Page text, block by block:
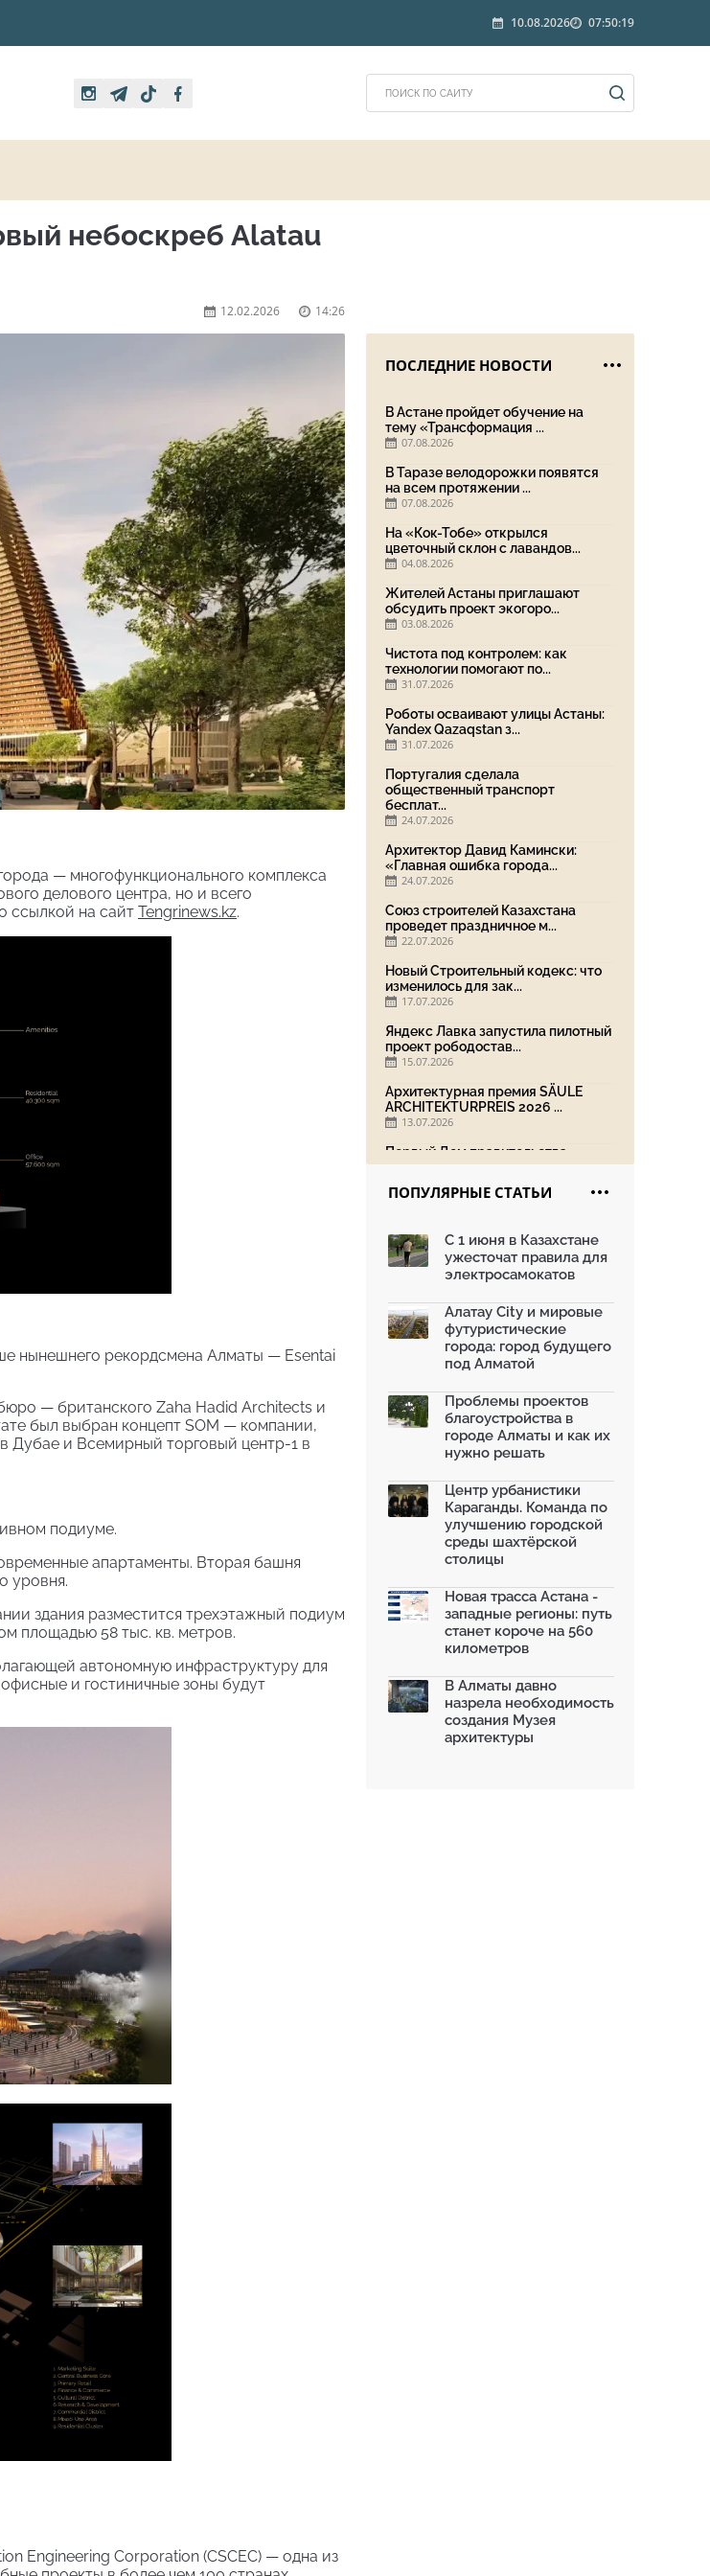
10.08.2026 07:50:19
небоскреб Alatau
12.02.2026 14:26
— многофункционального комплекса
делового центра, но и всего
ссылкой на сайт Tengrinews.kz.
нынешнего рекордсмена Алматы — Esentai
— британского Zaha Hadid Architects и
был выбран концепт SOM — компании,
Дубае и Всемирный торговый центр-1 в
подиуме.
апартаменты. Вторая башня
уровня.
здания разместится трехэтажный подиум
площадью 58 тыс. кв. метров.
автономную инфраструктуру для
и гостиничные зоны будут
Engineering Corporation (CSCEC) — одна из
ПОСЛЕДНИЕ НОВОСТИ
В Астане пройдет обучение на
тему «Трансформация ...
07.08.2026
В Таразе велодорожки появятся
на всем протяжении ...
07.08.2026
На «Кок-Тобе» открылся
цветочный склон с лавандов...
04.08.2026
Жителей Астаны приглашают
обсудить проект экогоро...
03.08.2026
Чистота под контролем: как
технологии помогают по...
31.07.2026
Роботы осваивают улицы Астаны:
Yandex Qazaqstan з...
31.07.2026
Португалия сделала
общественный транспорт
бесплат...
24.07.2026
Архитектор Давид Камински:
«Главная ошибка города...
24.07.2026
Союз строителей Казахстана
проведет праздничное м...
22.07.2026
Новый Строительный кодекс: что
изменилось для зак...
17.07.2026
Яндекс Лавка запустила пилотный
проект рободостав...
15.07.2026
Архитектурная премия SÄULE
ARCHITEKTURPREIS 2026 ...
13.07.2026
Первый Дом правительства
Алматы станет главной те...
08.07.2026
Ко Дню столицы в Нуре
06.07.2026
Жара в городах: как застройка
влияет на температу...
03.07.2026
МЧС усилило мониторинг рек и
моренных озер после ...
02.07.2026
На общественных слушаниях
30.06.2026
На слушаниях по корректировке
СЭО Генплана Алматы...
30.06.2026
Таразе станет экопарком...
22.06.2026
ПОПУЛЯРНЫЕ СТАТЬИ
С 1 июня в Казахстане
ужесточат правила для
электросамокатов
Алатау City и мировые
футуристические
города: город будущего
под Алматой
Проблемы проектов
благоустройства в
городе Алматы и как их
нужно решать
Центр урбанистики
Караганды. Команда по
улучшению городской
среды шахтёрской
столицы
Новая трасса Астана -
западные регионы: путь
станет короче на 560
километров
В Алматы давно
назрела необходимость
создания Музея
архитектуры